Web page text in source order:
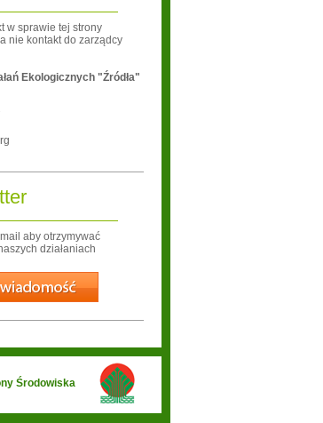
w sprawie tej strony
nie kontakt do zarządcy
Ekologicznych "Źródła"
aby otrzymywać
działaniach
Środowiska